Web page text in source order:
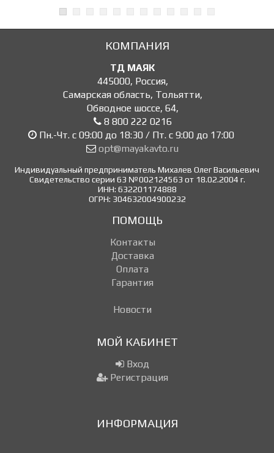
КОМПАНИЯ
ТД МАЯК
445000, Россия,
Самарская область, Тольятти,
Обводное шоссе, 64,
8 800 222 0216
Пн.-Чт. с 09:00 до 18:30 / Пт. с 9:00 до 17:00
opt@mayakavto.ru
Индивидуальный предприниматель Михалев Олег Васильевич
Свидетельство серии 63 №002124563 от 18.02.2004 г.
ИНН: 632201174888
ОГРН: 304632004900232
ПОМОЩЬ
Контакты
Доставка
Оплата
Гарантия
Новости
МОЙ КАБИНЕТ
Вход
Регистрация
ИНФОРМАЦИЯ